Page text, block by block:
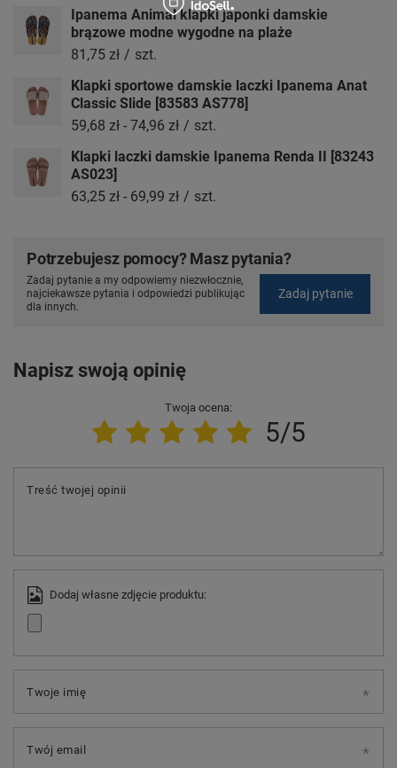
Ipanema Animal klapki japonki damskie
brązowe modne wygodne na plaże
81,75 zł / szt.
Klapki sportowe damskie laczki Ipanema Anat
Classic Slide [83583 AS778]
59,68 zł - 74,96 zł / szt.
Klapki laczki damskie Ipanema Renda II [83243
AS023]
63,25 zł - 69,99 zł / szt.
Potrzebujesz pomocy? Masz pytania?
Zadaj pytanie a my odpowiemy niezwłocznie,
najciekawsze pytania i odpowiedzi publikując
dla innych.
Zadaj pytanie
Napisz swoją opinię
Twoja ocena:
5/5
Treść twojej opinii
Dodaj własne zdjęcie produktu:
Twoje imię
Twój email